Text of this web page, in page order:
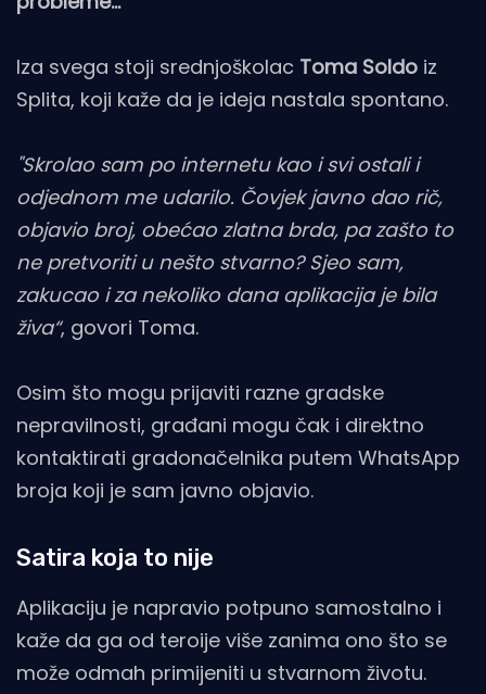
Iza svega stoji srednjoškolac Toma Soldo iz
Splita, koji kaže da je ideja nastala spontano.
"Skrolao sam po internetu kao i svi ostali i
odjednom me udarilo. Čovjek javno dao rič,
objavio broj, obećao zlatna brda, pa zašto to
ne pretvoriti u nešto stvarno? Sjeo sam,
zakucao i za nekoliko dana aplikacija je bila
živa“, govori Toma.
Osim što mogu prijaviti razne gradske
nepravilnosti, građani mogu čak i direktno
kontaktirati gradonačelnika putem WhatsApp
broja koji je sam javno objavio.
Satira koja to nije
Aplikaciju je napravio potpuno samostalno i
kaže da ga od teroije više zanima ono što se
može odmah primijeniti u stvarnom životu.